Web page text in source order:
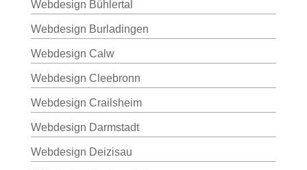
Webdesign Bühlertal
Webdesign Burladingen
Webdesign Calw
Webdesign Cleebronn
Webdesign Crailsheim
Webdesign Darmstadt
Webdesign Deizisau